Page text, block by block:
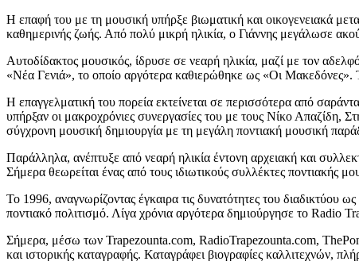
Η επαφή του με τη μουσική υπήρξε βιωματική και οικογενειακά
καθημερινής ζωής. Από πολύ μικρή ηλικία, ο Γιάννης μεγάλωσε
Αυτοδίδακτος μουσικός, ίδρυσε σε νεαρή ηλικία, μαζί με τον
«Νέα Γενιά», το οποίο αργότερα καθιερώθηκε ως «Οι Μακεδόνες».
Η επαγγελματική του πορεία εκτείνεται σε περισσότερα από
υπήρξαν οι μακροχρόνιες συνεργασίες του με τους Νίκο Απαζίδη,
σύγχρονη μουσική δημιουργία με τη μεγάλη ποντιακή μουσική
Παράλληλα, ανέπτυξε από νεαρή ηλικία έντονη αρχειακή και
Σήμερα θεωρείται ένας από τους ιδιωτικούς συλλέκτες ποντιακής
Το 1996, αναγνωρίζοντας έγκαιρα τις δυνατότητες του διαδικτύου
ποντιακό πολιτισμό. Λίγα χρόνια αργότερα δημιούργησε το Radio
Σήμερα, μέσω των Trapezounta.com, RadioTrapezounta.com,
και ιστορικής καταγραφής. Καταγράφει βιογραφίες καλλιτεχνών,